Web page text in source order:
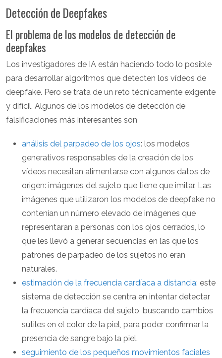
Detección de Deepfakes
El problema de los modelos de detección de
deepfakes
Los investigadores de IA están haciendo todo lo posible
para desarrollar algoritmos que detecten los vídeos de
deepfake. Pero se trata de un reto técnicamente exigente
y difícil. Algunos de los modelos de detección de
falsificaciones más interesantes son
análisis del parpadeo de los ojos: los modelos
generativos responsables de la creación de los
vídeos necesitan alimentarse con algunos datos de
origen: imágenes del sujeto que tiene que imitar. Las
imágenes que utilizaron los modelos de deepfake no
contenían un número elevado de imágenes que
representaran a personas con los ojos cerrados, lo
que les llevó a generar secuencias en las que los
patrones de parpadeo de los sujetos no eran
naturales.
estimación de la frecuencia cardíaca a distancia: este
sistema de detección se centra en intentar detectar
la frecuencia cardíaca del sujeto, buscando cambios
sutiles en el color de la piel, para poder confirmar la
presencia de sangre bajo la piel.
seguimiento de los pequeños movimientos faciales